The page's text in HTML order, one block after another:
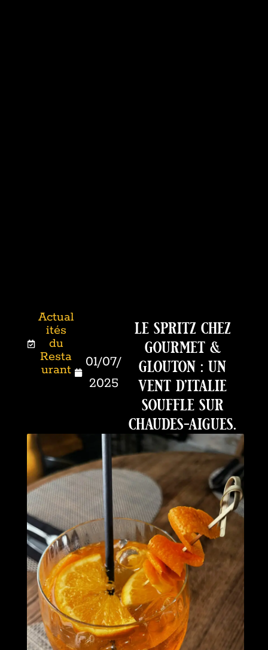
Actual
ités
du
Resta
urant
01/07/
2025
le spritz chez
gourmet &
glouton : un
vent d’italie
souffle sur
chaudes-aigues.